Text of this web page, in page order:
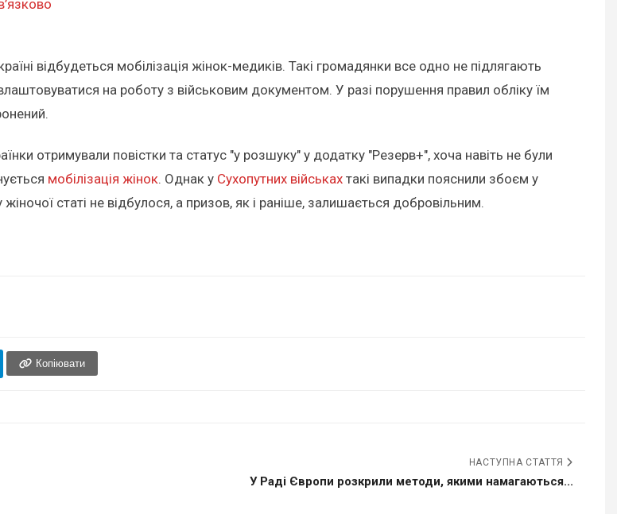
відбудеться мобілізація жінок-медиків. Такі громадянки все одно не підлягають
на роботу з військовим документом. У разі порушення правил обліку їм
отримували повістки та статус "у розшуку" у додатку "Резерв+", хоча навіть не були
мобілізація жінок. Однак у Сухопутних військах такі випадки пояснили збоєм у
статі не відбулося, а призов, як і раніше, залишається добровільним.
Копіювати
НАСТУПНА СТАТТЯ
У Раді Європи розкрили методи, якими намагаються...